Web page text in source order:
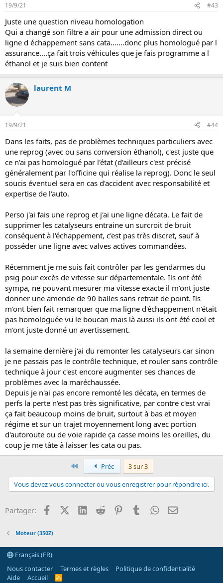
19/9/21 #43
Juste une question niveau homologation
Qui a changé son filtre a air pour une admission direct ou
ligne d échappement sans cata.......donc plus homologué par l
assurance....ça fait trois véhicules que je fais programme a l
éthanol et je suis bien content
laurent M
19/9/21 #44
Dans les faits, pas de problèmes techniques particuliers avec
une reprog (avec ou sans conversion éthanol), c'est juste que
ce n'ai pas homologué par l'état (d'ailleurs c'est précisé
généralement par l'officine qui réalise la reprog). Donc le seul
soucis éventuel sera en cas d'accident avec responsabilité et
expertise de l'auto.
Perso j'ai fais une reprog et j'ai une ligne décata. Le fait de
supprimer les catalyseurs entraine un surcroit de bruit
conséquent à l'échappement, c'est pas très discret, sauf à
posséder une ligne avec valves actives commandées.
Récemment je me suis fait contrôler par les gendarmes du
psig pour excès de vitesse sur départementale. Ils ont été
sympa, ne pouvant mesurer ma vitesse exacte il m'ont juste
donner une amende de 90 balles sans retrait de point. Ils
m'ont bien fait remarquer que ma ligne d'échappement n'était
pas homologuée vu le boucan mais là aussi ils ont été cool et
m'ont juste donné un avertissement.
la semaine dernière j'ai du remonter les catalyseurs car sinon
je ne passais pas le contrôle technique, et rouler sans contrôle
technique à jour c'est encore augmenter ses chances de
problèmes avec la maréchaussée.
Depuis je n'ai pas encore remonté les décata, en termes de
perfs la perte n'est pas très significative, par contre c'est vrai
ça fait beaucoup moins de bruit, surtout à bas et moyen
régime et sur un trajet moyennement long avec portion
d'autoroute ou de voie rapide ça casse moins les oreilles, du
coup je me tâte à laisser les cata ou pas.
PremierPréc
3 sur 3
Vous devez vous connecter ou vous enregistrer pour répondre ici.
Partager: FacebookX (Twitter)
LinkedInReddit PinterestTumblrWhatsApp
Email
Moteur (350Z)
Français (FR)
Nous contacter
Termes et règles
Politique de confidentialité
Aide
Accueil
R